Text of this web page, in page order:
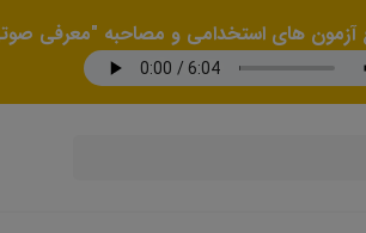
آزمون های استخدامی و مصاحبه "معرفی